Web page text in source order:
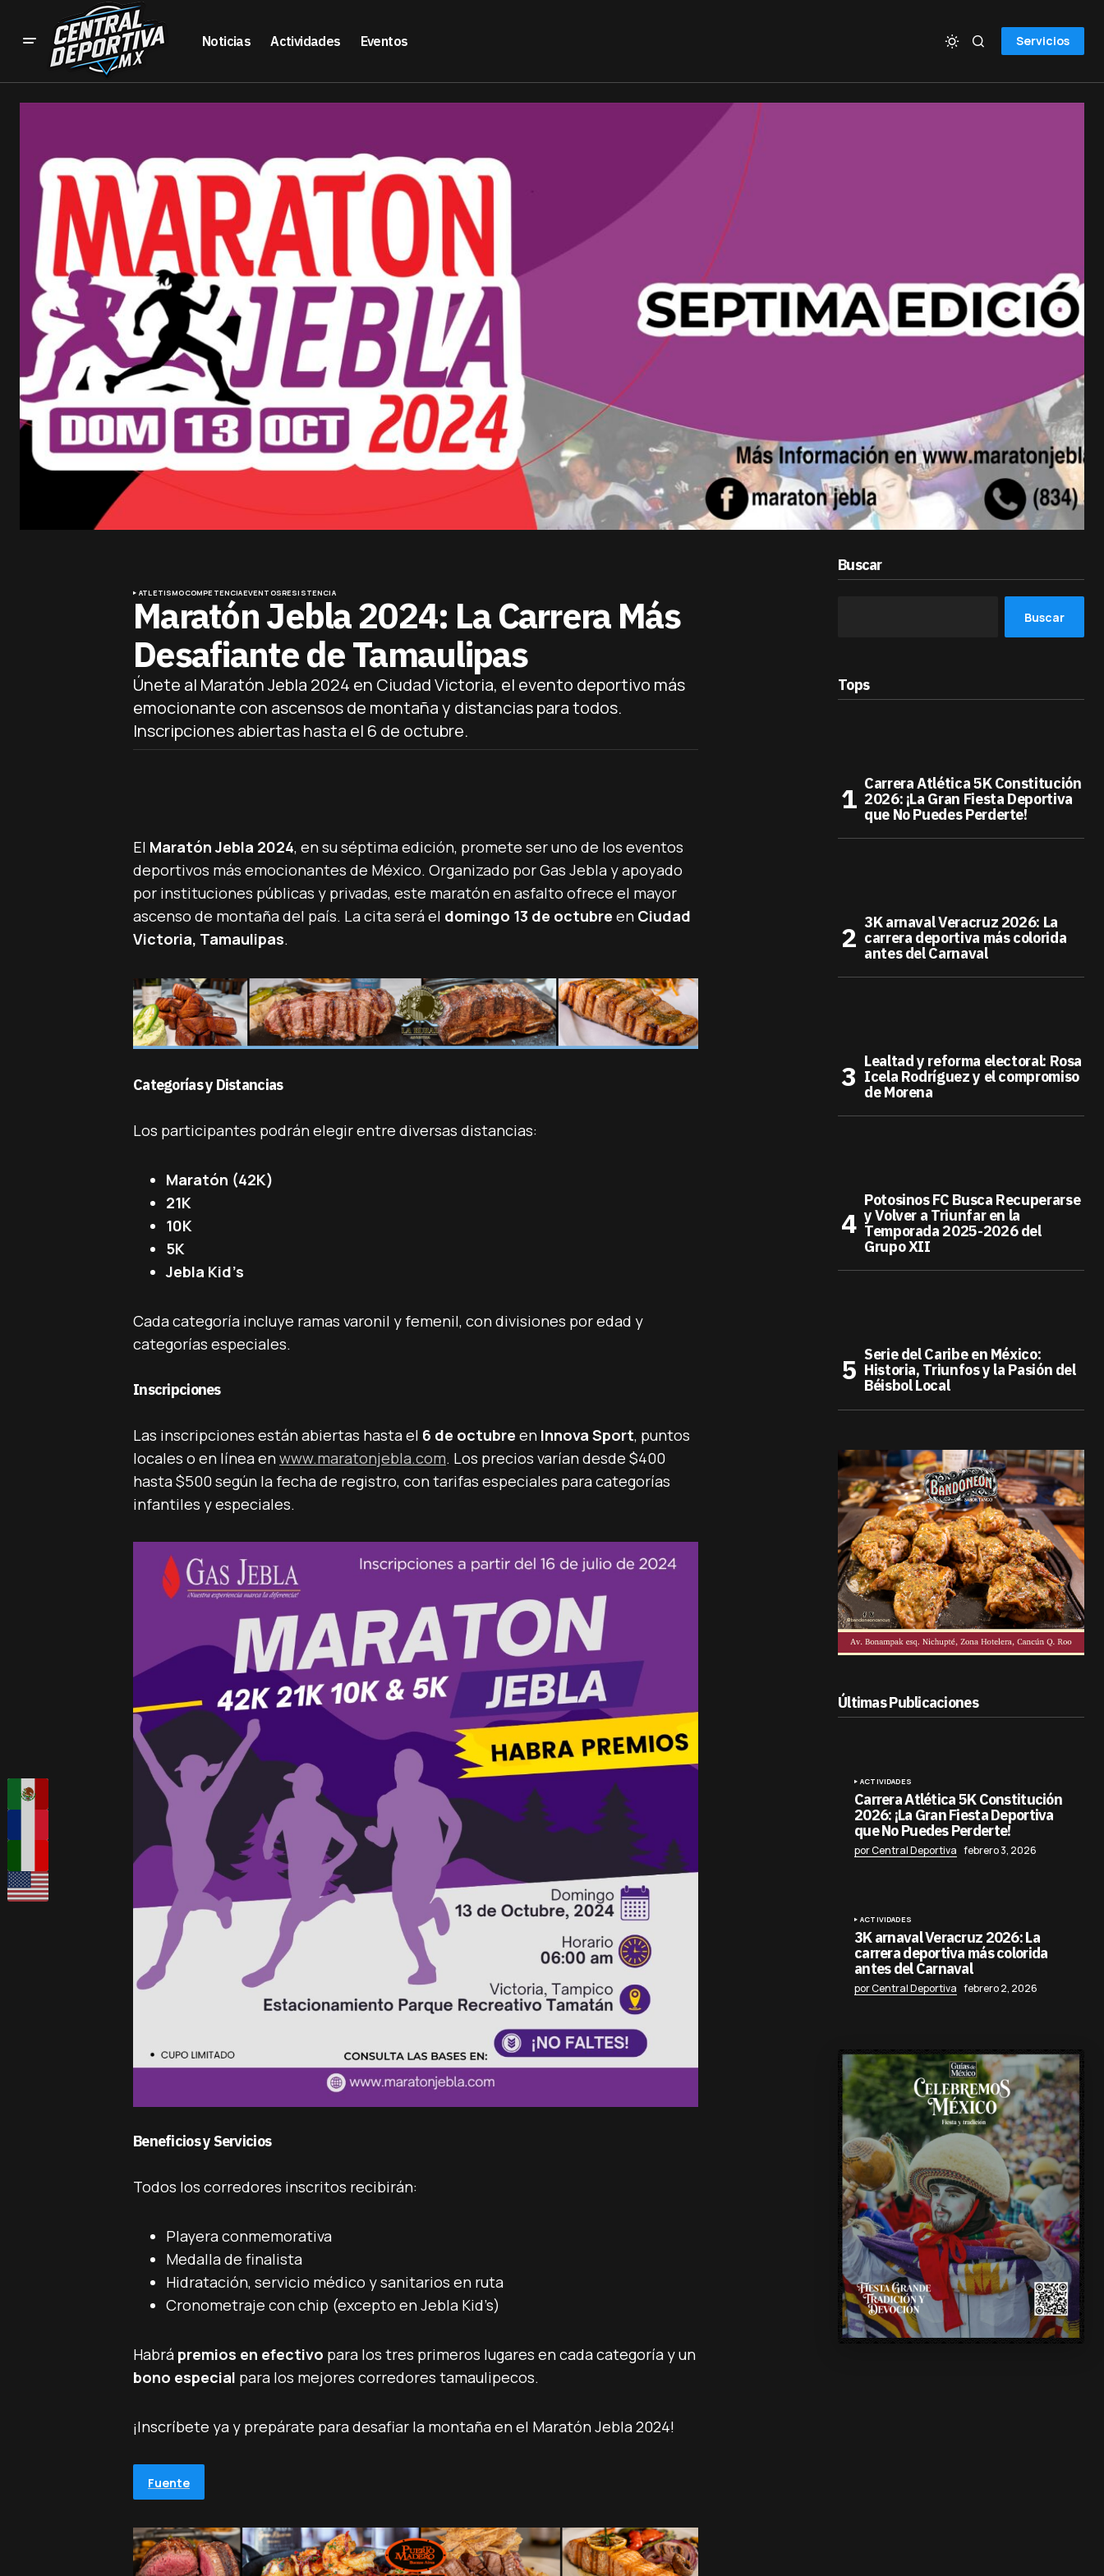
Noticias Actividades Eventos Servicios
ATLETISMOCOMPETENCIAEVENTOSRESISTENCIA
Maratón Jebla 2024: La Carrera Más
Desafiante de Tamaulipas
Únete al Maratón Jebla 2024 en Ciudad Victoria, el evento deportivo más
emocionante con ascensos de montaña y distancias para todos.
Inscripciones abiertas hasta el 6 de octubre.
El Maratón Jebla 2024, en su séptima edición, promete ser uno de los eventos
deportivos más emocionantes de México. Organizado por Gas Jebla y apoyado
por instituciones públicas y privadas, este maratón en asfalto ofrece el mayor
ascenso de montaña del país. La cita será el domingo 13 de octubre en Ciudad
Victoria, Tamaulipas.
Categorías y Distancias
Los participantes podrán elegir entre diversas distancias:
Maratón (42K)
21K
10K
5K
Jebla Kid’s
Cada categoría incluye ramas varonil y femenil, con divisiones por edad y
categorías especiales.
Inscripciones
Las inscripciones están abiertas hasta el 6 de octubre en Innova Sport, puntos
locales o en línea enwww.maratonjebla.com. Los precios varían desde $400
hasta $500 según la fecha de registro, con tarifas especiales para categorías
infantiles y especiales.
Beneficios y Servicios
Todos los corredores inscritos recibirán:
Playera conmemorativa
Medalla de finalista
Hidratación, servicio médico y sanitarios en ruta
Cronometraje con chip (excepto en Jebla Kid’s)
Habrá premios en efectivo para los tres primeros lugares en cada categoría y un
bono especial para los mejores corredores tamaulipecos.
¡Inscríbete ya y prepárate para desafiar la montaña en el Maratón Jebla 2024!
Fuente
Buscar
Buscar
Tops
Carrera Atlética 5K Constitución
2026: ¡La Gran Fiesta Deportiva
que No Puedes Perderte!
3K arnaval Veracruz 2026: La
carrera deportiva más colorida
antes del Carnaval
Lealtad y reforma electoral: Rosa
Icela Rodríguez y el compromiso
de Morena
Potosinos FC Busca Recuperarse
y Volver a Triunfar en la
Temporada 2025-2026 del
Grupo XII
Serie del Caribe en México:
Historia, Triunfos y la Pasión del
Béisbol Local
Últimas Publicaciones
ACTIVIDADES
Carrera Atlética 5K Constitución
2026: ¡La Gran Fiesta Deportiva
que No Puedes Perderte!
por Central Deportiva febrero 3, 2026
ACTIVIDADES
3K arnaval Veracruz 2026: La
carrera deportiva más colorida
antes del Carnaval
por Central Deportiva febrero 2, 2026